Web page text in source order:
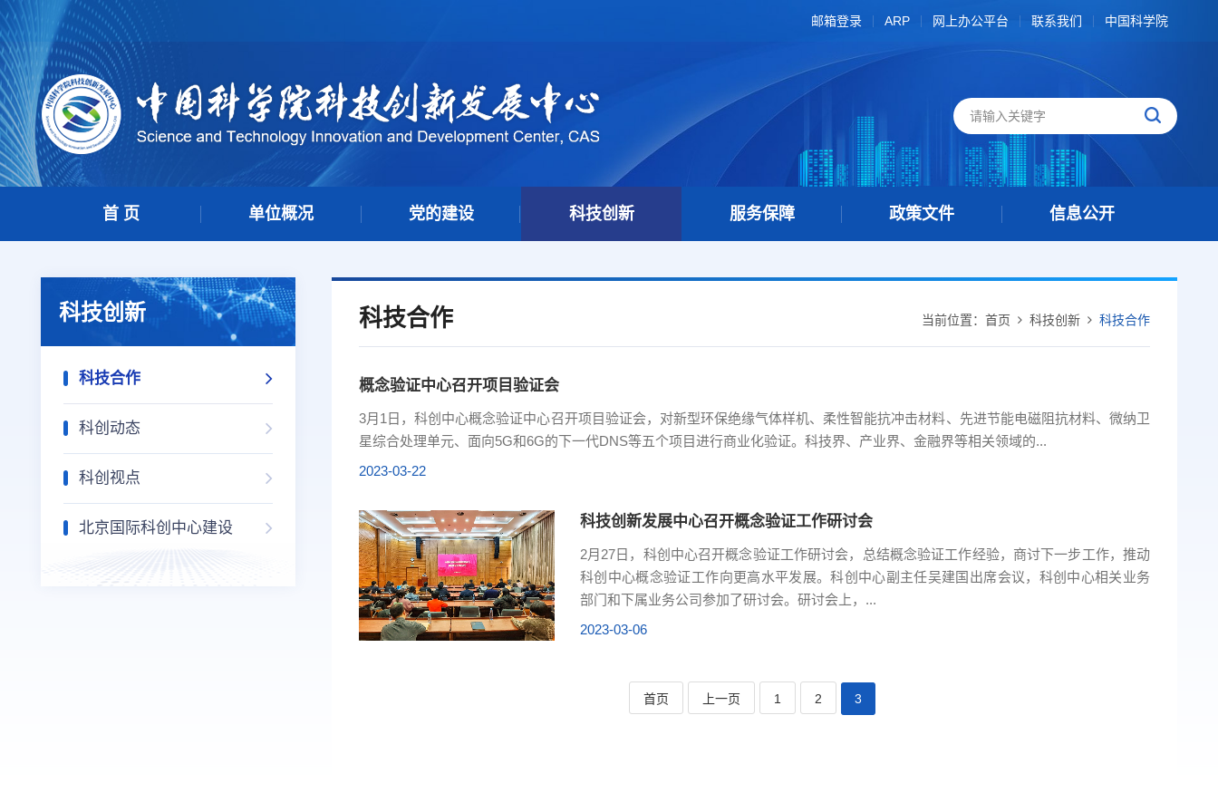
邮箱登录 ARP 网上办公平台 联系我们 中国科学院
首 页 单位概况 党的建设 科技创新 服务保障 政策文件 信息公开
科技创新
科技合作
科创动态
科创视点
北京国际科创中心建设
当前位置： 首页 科技创新 科技合作
科技合作
概念验证中心召开项目验证会
3月1日，科创中心概念验证中心召开项目验证会，对新型环保绝缘气体样机、柔性智能抗冲击材料、先进节能电磁阻抗材料、微纳卫
星综合处理单元、面向5G和6G的下一代DNS等五个项目进行商业化验证。科技界、产业界、金融界等相关领域的...
2023-03-22
科技创新发展中心召开概念验证工作研讨会
2月27日，科创中心召开概念验证工作研讨会，总结概念验证工作经验，商讨下一步工作，推动
科创中心概念验证工作向更高水平发展。科创中心副主任吴建国出席会议，科创中心相关业务
部门和下属业务公司参加了研讨会。研讨会上，...
2023-03-06
首页 上一页 1 2 3